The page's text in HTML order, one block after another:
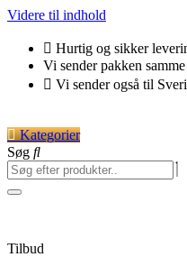
Videre til indhold
Hurtig og sikker
Vi sender pakken
Vi sender også til
Kategorier
Søg
Tilbud